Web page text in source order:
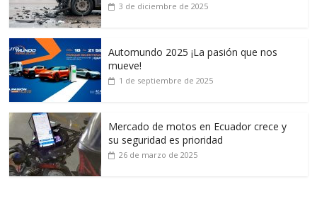
3 de diciembre de 2025
Automundo 2025 ¡La pasión que nos
mueve!
1 de septiembre de 2025
Mercado de motos en Ecuador crece y
su seguridad es prioridad
26 de marzo de 2025